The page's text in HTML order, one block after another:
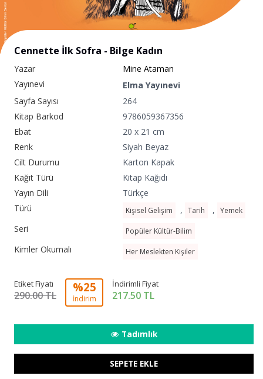
Cennette İlk Sofra - Bilge Kadın
Yazar
Mine Ataman
Yayınevi
Elma Yayınevi
Sayfa Sayısı
264
Kitap Barkod
9786059367356
Ebat
20 x 21 cm
Renk
Siyah Beyaz
Cilt Durumu
Karton Kapak
Kağıt Türü
Kitap Kağıdı
Yayın Dili
Türkçe
Türü
Kişisel Gelişim , Tarih , Yemek
Seri Popüler Kültür-Bilim
Kimler Okumalı Her Meslekten Kişiler
Etiket Fiyatı
290.00 TL
%25
İndirim
İndirimli Fiyat
217.50 TL
Tadımlık
SEPETE EKLE